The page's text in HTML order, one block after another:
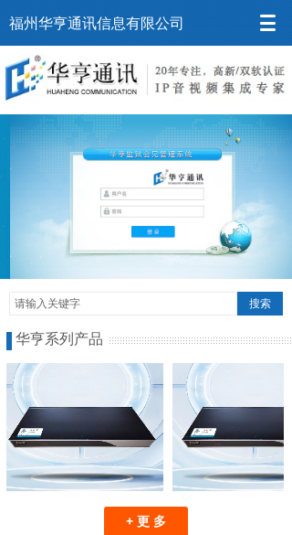
福州华亨通讯信息有限公司
搜索
华亨系列产品
+ 更 多